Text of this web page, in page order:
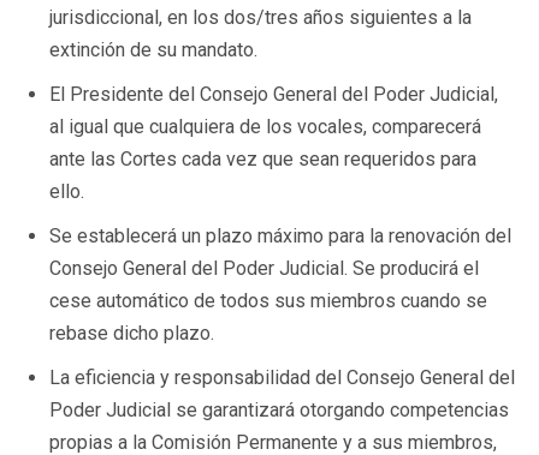
jurisdiccional, en los dos/tres años siguientes a la
extinción de su mandato.
El Presidente del Consejo General del Poder Judicial,
al igual que cualquiera de los vocales, comparecerá
ante las Cortes cada vez que sean requeridos para
ello.
Se establecerá un plazo máximo para la renovación del
Consejo General del Poder Judicial. Se producirá el
cese automático de todos sus miembros cuando se
rebase dicho plazo.
La eficiencia y responsabilidad del Consejo General del
Poder Judicial se garantizará otorgando competencias
propias a la Comisión Permanente y a sus miembros,